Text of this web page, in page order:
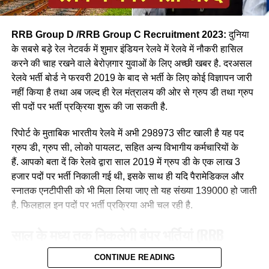
आपने अमूमन पुरुषों को ही रेल चलाते हुए देखा होगा लेकिन माथे पर लाल
बिंदी, भरी हुई मांग और हाथ में लाल चूड़ी पहने हुए महिला लोकों पायलेट
नीलम राथल रेल में सवार हजारों यात्रियों को सुरक्षित गंतव्य पहुंचाने की
रेलवे की सीनियर असिस्टेंट लोको पायलट नीलम बताती है कि जब वे
पेसीजर ट्रेन चलाती है तो कई लोग उन्हें देख कर हेरान रह जाते है कुछ
लड़कीया उन्हे देखकर काफी खुश भी होती है कि एक महिला ट्रेन चल रही
है।
RRB Group D /RRB Group C Recruitment 2023:दुनिया
के सबसे बड़े रेल नेटवर्क में शुमार इंडियन रेलवे में रेलवे में नौकरी हासिल
करने की चाह रखने वाले बेरोज़गार युवाओं के लिए अच्छी खबर है. दरअसल
रेलवे भर्ती बोर्ड ने फरवरी 2019 के बाद से भर्ती के लिए कोई विज्ञापन जारी
नहीं किया है तथा अब जल्द ही रेल मंत्रालय की ओर से ग्रुप डी तथा ग्रुप
सी पदों पर भर्ती प्रक्रिया शुरू की जा सकती है.
रिपोर्ट के मुताबिक भारतीय रेलवे में अभी 298973 सीट खाली है यह पद
ग्रुप डी, ग्रुप सी, लोको पायलट, सहित अन्य विभागीय कर्मचारियों के
हैं. आपको बता दें कि रेलवे द्वारा साल 2019 में ग्रुप डी के एक लाख 3
हजार पदों पर भर्ती निकाली गई थी, इसके साथ ही यदि पैरामेडिकल और
स्नातक एनटीपीसी को भी मिला लिया जाए तो यह संख्या 139000 हो जाती
है. फिलहाल इन पदों पर भर्ती प्रक्रिया अभी चल रही है.
Recruitment 2023)CONTINUE READING